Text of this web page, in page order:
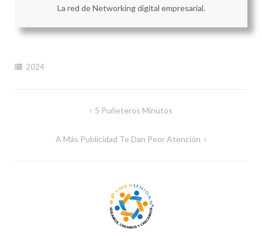
La red de Networking digital empresarial.
2024
entradas
5 Puñeteros Minutos
A Más Publicidad Te Dan Peor Atención